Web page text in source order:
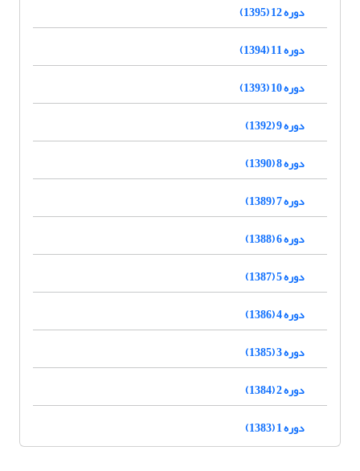
دوره 12 (1395)
دوره 11 (1394)
دوره 10 (1393)
دوره 9 (1392)
دوره 8 (1390)
دوره 7 (1389)
دوره 6 (1388)
دوره 5 (1387)
دوره 4 (1386)
دوره 3 (1385)
دوره 2 (1384)
دوره 1 (1383)